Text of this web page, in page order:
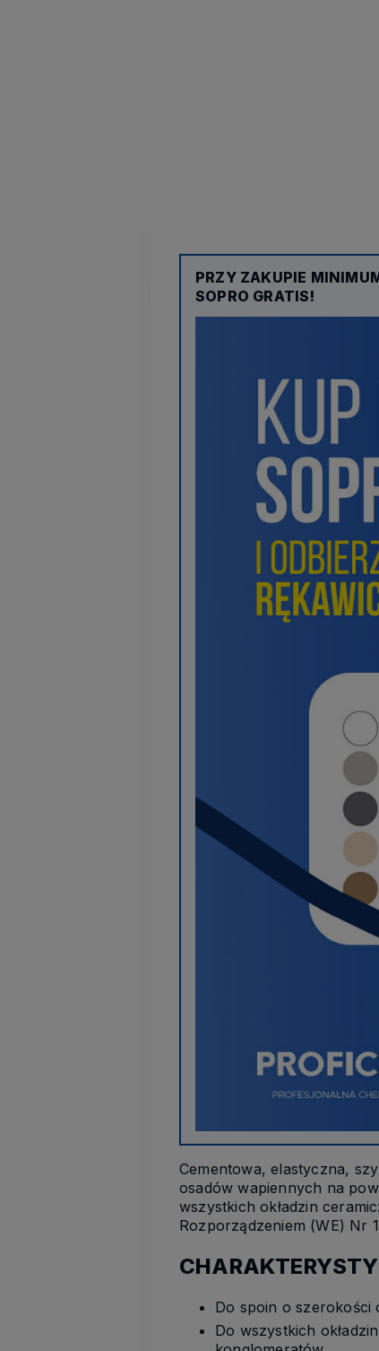
PRZY ZAKUPIE
SOPRO GRATIS!
Cementowa, elastyczna,
osadów wapiennych na
wszystkich okładzin
Rozporządzeniem (WE) Nr
Do spoin o szerokości
Do wszystkich